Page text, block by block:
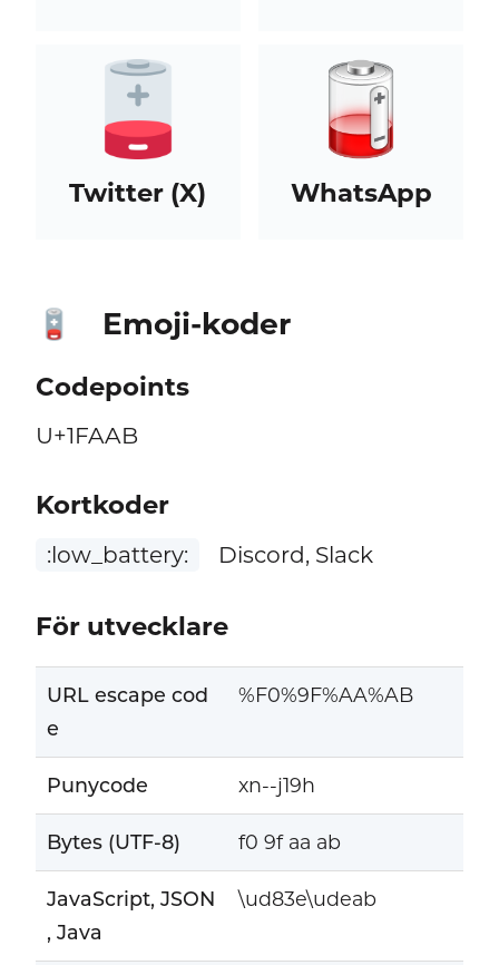
Twitter (X) WhatsApp
🪫 Emoji-koder
Codepoints
U+1FAAB
Kortkoder
:low_battery: Discord, Slack
För utvecklare
URL escape cod
e
%F0%9F%AA%AB
Punycode xn--j19h
Bytes (UTF-8) f0 9f aa ab
JavaScript, JSON
, Java
\ud83e\udeab